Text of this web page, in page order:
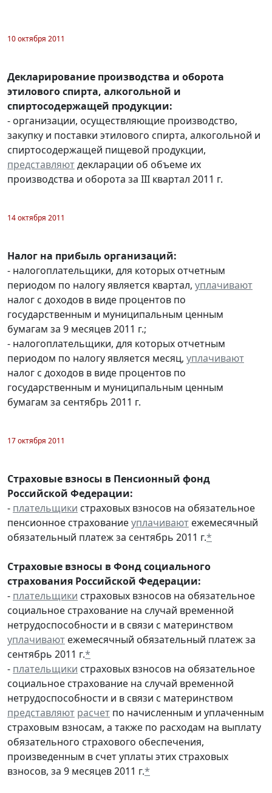
10 октября 2011
Декларирование производства и оборота
этилового спирта, алкогольной и
спиртосодержащей продукции:
- организации, осуществляющие производство,
закупку и поставки этилового спирта, алкогольной и
спиртосодержащей пищевой продукции,
представляютдекларации об объеме их
производства и оборота за III квартал 2011 г.
14 октября 2011
Налог на прибыль организаций:
- налогоплательщики, для которых отчетным
периодом по налогу является квартал, уплачивают
налог с доходов в виде процентов по
государственным и муниципальным ценным
бумагам за 9 месяцев 2011 г.;
- налогоплательщики, для которых отчетным
периодом по налогу является месяц, уплачивают
налог с доходов в виде процентов по
государственным и муниципальным ценным
бумагам за сентябрь 2011 г.
17 октября 2011
Страховые взносы в Пенсионный фонд
Российской Федерации:
- плательщики страховых взносов на обязательное
пенсионное страхованиеуплачивают ежемесячный
обязательный платеж за сентябрь 2011 г.*
Страховые взносы в Фонд социального
страхования Российской Федерации:
- плательщики страховых взносов на обязательное
социальное страхование на случай временной
нетрудоспособности и в связи с материнством
уплачивают ежемесячный обязательный платеж за
сентябрь 2011 г.*
- плательщики страховых взносов на обязательное
социальное страхование на случай временной
нетрудоспособности и в связи с материнством
представляют расчет по начисленным и уплаченным
страховым взносам, а также по расходам на выплату
обязательного страхового обеспечения,
произведенным в счет уплаты этих страховых
взносов, за 9 месяцев 2011 г.*